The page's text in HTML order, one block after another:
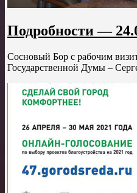
Подробности —
Сосновый Бор с рабочим
Государственной Думы –